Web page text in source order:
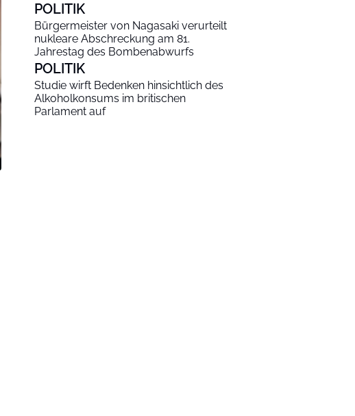
POLITIK
Bürgermeister von Nagasaki verurteilt
nukleare Abschreckung am 81.
Jahrestag des Bombenabwurfs
POLITIK
Studie wirft Bedenken hinsichtlich des
Alkoholkonsums im britischen
Parlament auf